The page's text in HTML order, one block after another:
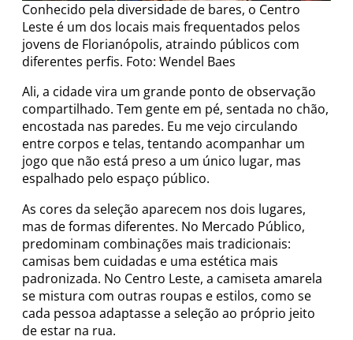
Conhecido pela diversidade de bares, o Centro
Leste é um dos locais mais frequentados pelos
jovens de Florianópolis, atraindo públicos com
diferentes perfis. Foto: Wendel Baes
Ali, a cidade vira um grande ponto de observação
compartilhado. Tem gente em pé, sentada no chão,
encostada nas paredes. Eu me vejo circulando
entre corpos e telas, tentando acompanhar um
jogo que não está preso a um único lugar, mas
espalhado pelo espaço público.
As cores da seleção aparecem nos dois lugares,
mas de formas diferentes. No Mercado Público,
predominam combinações mais tradicionais:
camisas bem cuidadas e uma estética mais
padronizada. No Centro Leste, a camiseta amarela
se mistura com outras roupas e estilos, como se
cada pessoa adaptasse a seleção ao próprio jeito
de estar na rua.